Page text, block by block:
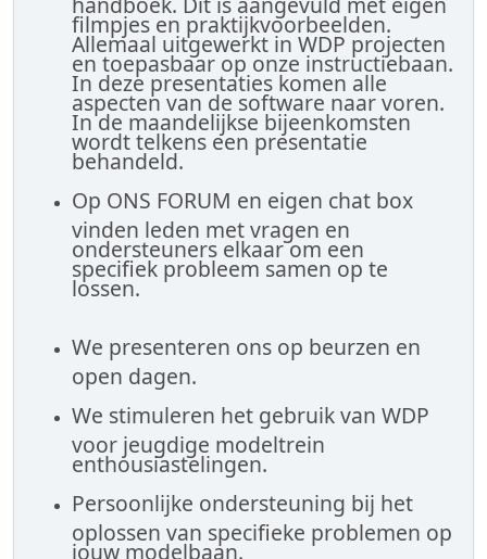
filmpjes en praktijkvoorbeelden.
Allemaal uitgewerkt in WDP projecten
en toepasbaar op onze instructiebaan.
In deze presentaties komen alle
aspecten van de software naar voren.
In de maandelijkse bijeenkomsten
wordt telkens een presentatie
behandeld.
Op ONS FORUM en eigen chat box
vinden leden met vragen en
ondersteuners elkaar om een
specifiek probleem samen op te
lossen.
We presenteren ons op beurzen en
open dagen.
We stimuleren het gebruik van WDP
voor jeugdige modeltrein
enthousiastelingen.
Persoonlijke ondersteuning bij het
oplossen van specifieke problemen op
jouw modelbaan.